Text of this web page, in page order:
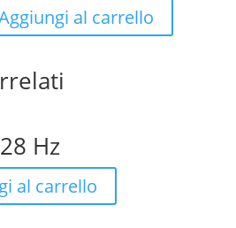
al carrello
Hz
al carrello